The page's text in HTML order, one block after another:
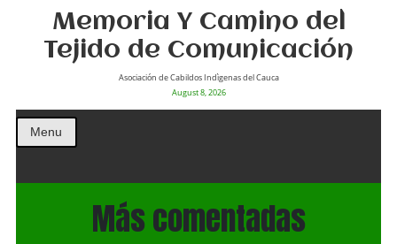
Memoria Y Camino del
Tejido de Comunicación
Asociación de Cabildos Indìgenas del Cauca
August 8, 2026
Menu
Más comentadas